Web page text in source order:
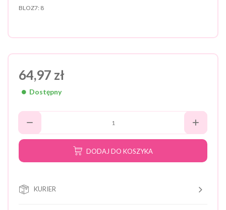
BLOZ7: 8
64,97 zł
Dostępny
DODAJ DO KOSZYKA
KURIER